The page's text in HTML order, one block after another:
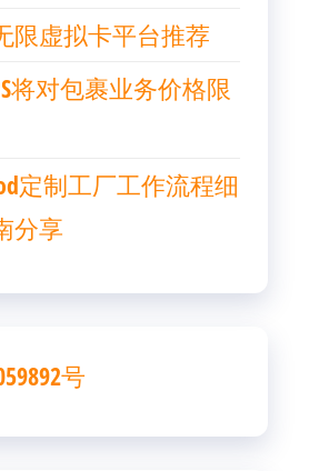
限虚拟卡平台推荐
将对包裹业务价格限
定制工厂工作流程细
分享
号